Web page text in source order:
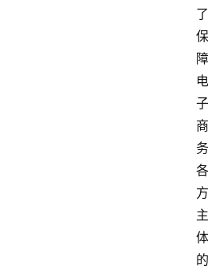
了
保
障
电
子
商
务
各
方
主
体
的